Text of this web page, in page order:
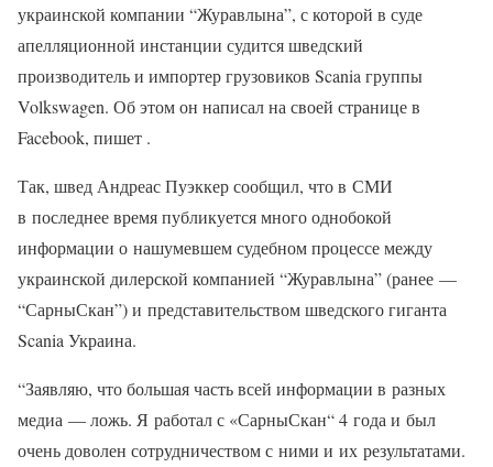
украинской компании “Журавлына”, с которой в суде
апелляционной инстанции судится шведский
производитель и импортер грузовиков Scania группы
Volkswagen. Об этом он написал на своей странице в
Facebook, пишет .
Так, швед Андреас Пуэккер сообщил, что в СМИ
в последнее время публикуется много однобокой
информации о нашумевшем судебном процессе между
украинской дилерской компанией “Журавлына” (ранее —
“СарныСкан”) и представительством шведского гиганта
Scania Украина.
“Заявляю, что большая часть всей информации в разных
медиа — ложь. Я работал с «СарныСкан“ 4 года и был
очень доволен сотрудничеством с ними и их результатами.